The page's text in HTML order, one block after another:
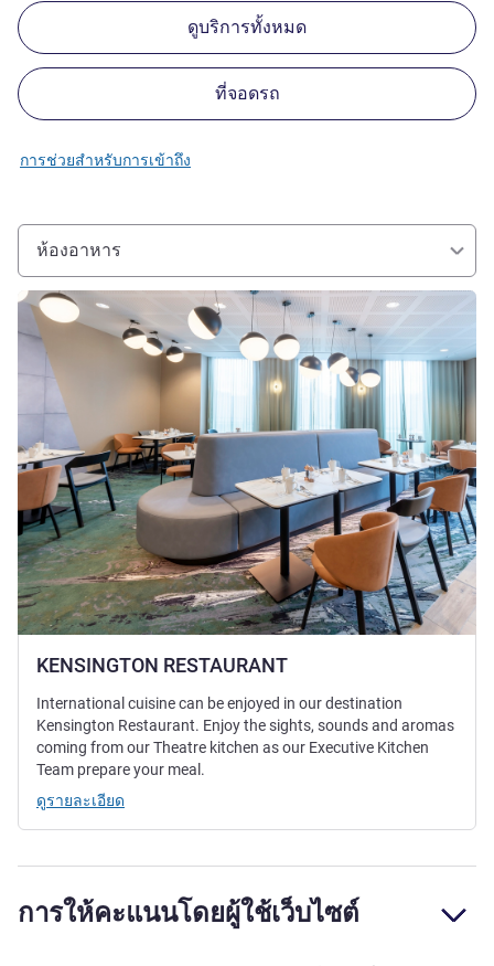
ดูบริการทั้งหมด
ที่จอดรถ
การช่วยสำหรับการเข้าถึง
ห้องอาหาร
KENSINGTON RESTAURANT
ดูรายละเอียด
International cuisine can be enjoyed in our destination
Kensington Restaurant. Enjoy the sights, sounds and aromas
coming from our Theatre kitchen as our Executive Kitchen
Team prepare your meal.
ดูรายละเอียด
การให้คะแนนโดยผู้ใช้เว็บไซต์